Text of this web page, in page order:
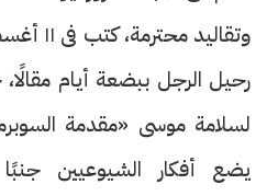
رحيل الرجل ببضعة أيام
لسلامة موسى «مقدمة
يضع أفكار الشيوعيين